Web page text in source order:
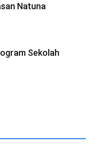
Natuna
Sekolah